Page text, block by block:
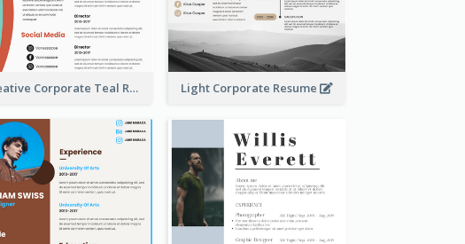
Creative Corporate Teal Resume Light Corporate Resume